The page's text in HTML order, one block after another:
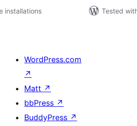
installations
Tested
WordPress.com
↗
Matt ↗
bbPress ↗
BuddyPress ↗